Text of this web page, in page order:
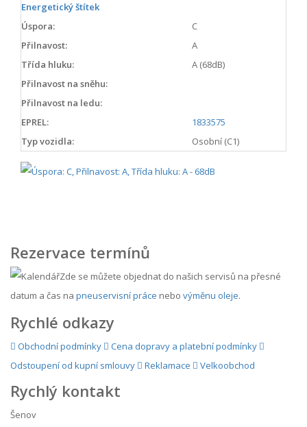
Energetický štítek
Úspora:
C
Přilnavost:
A
Třída hluku:
A (68dB)
Přilnavost na sněhu:
Přilnavost na ledu:
EPREL:
1833575
Typ vozidla:
Osobní (C1)
Rezervace termínů
Zde se můžete objednat do našich servisů na přesné
datum a čas na pneuservisní práce nebo výměnu oleje.
Rychlé odkazy
Obchodní podmínky
Cena dopravy a platební podmínky
Odstoupení od kupní smlouvy
Reklamace Velkoobchod
Rychlý kontakt
Šenov